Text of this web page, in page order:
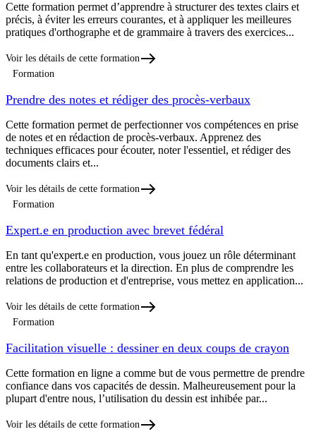
Cette formation permet d’apprendre à structurer des textes clairs et
précis, à éviter les erreurs courantes, et à appliquer les meilleures
pratiques d'orthographe et de grammaire à travers des exercices...
Voir les détails de cette formation
Formation
Prendre des notes et rédiger des procès-verbaux
Cette formation permet de perfectionner vos compétences en prise
de notes et en rédaction de procès-verbaux. Apprenez des
techniques efficaces pour écouter, noter l'essentiel, et rédiger des
documents clairs et...
Voir les détails de cette formation
Formation
Expert.e en production avec brevet fédéral
En tant qu'expert.e en production, vous jouez un rôle déterminant
entre les collaborateurs et la direction. En plus de comprendre les
relations de production et d'entreprise, vous mettez en application...
Voir les détails de cette formation
Formation
Facilitation visuelle : dessiner en deux coups de crayon
Cette formation en ligne a comme but de vous permettre de prendre
confiance dans vos capacités de dessin. Malheureusement pour la
plupart d'entre nous, l’utilisation du dessin est inhibée par...
Voir les détails de cette formation